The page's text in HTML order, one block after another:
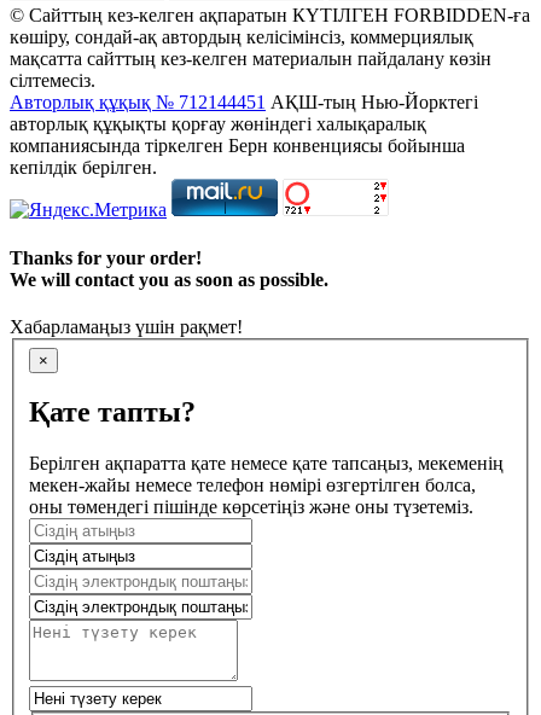
© Сайттың кез-келген ақпаратын КҮТІЛГЕН FORBIDDEN-ға
көшіру, сондай-ақ автордың келісімінсіз, коммерциялық
мақсатта сайттың кез-келген материалын пайдалану көзін
сілтемесіз.
Авторлық құқық № 712144451 АҚШ-тың Нью-Йорктегі
авторлық құқықты қорғау жөніндегі халықаралық
компаниясында тіркелген Берн конвенциясы бойынша
кепілдік берілген.
Thanks for your order!
We will contact you as soon as possible.
Хабарламаңыз үшін рақмет!
×
Қате тапты?
Берілген ақпаратта қате немесе қате тапсаңыз, мекеменің
мекен-жайы немесе телефон нөмірі өзгертілген болса,
оны төмендегі пішінде көрсетіңіз және оны түзетеміз.